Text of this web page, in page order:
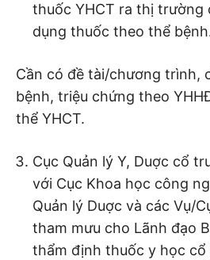
thuốc YHCT ra thị trường
dụng thuốc theo thể
Cần có đề tài/chương trình,
bệnh, triệu chứng theo
thể YHCT.
Cục Quản lý Y, Duợc cổ
với Cục Khoa học công
Quản lý Duợc và các Vụ/
tham mưu cho Lãnh đạo
thẩm định thuốc y học